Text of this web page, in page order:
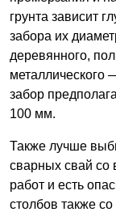
грунта зависит
забора их
деревянного,
забор
100 мм.
Также лучше
сварных свай
работ и есть
столбов также